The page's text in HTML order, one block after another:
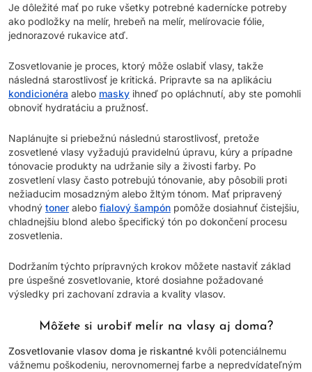
Je dôležité mať po ruke všetky potrebné kadernícke potreby
ako podložky na melír, hrebeň na melír, melírovacie fólie,
jednorazové rukavice atď.
Zosvetlovanie je proces, ktorý môže oslabiť vlasy, takže
následná starostlivosť je kritická. Pripravte sa na aplikáciu
kondicionéra alebo masky ihneď po opláchnutí, aby ste pomohli
obnoviť hydratáciu a pružnosť.
Naplánujte si priebežnú následnú starostlivosť, pretože
zosvetlené vlasy vyžadujú pravidelnú úpravu, kúry a prípadne
tónovacie produkty na udržanie sily a živosti farby. Po
zosvetlení vlasy často potrebujú tónovanie, aby pôsobili proti
nežiaducim mosadzným alebo žltým tónom. Mať pripravený
vhodný toner alebo fialový šampón pomôže dosiahnuť čistejšiu,
chladnejšiu blond alebo špecifický tón po dokončení procesu
zosvetlenia.
Dodržaním týchto prípravných krokov môžete nastaviť základ
pre úspešné zosvetlovanie, ktoré dosiahne požadované
výsledky pri zachovaní zdravia a kvality vlasov.
Môžete si urobiť melír na vlasy aj doma?
Zosvetlovanie vlasov doma je riskantné kvôli potenciálnemu
vážnemu poškodeniu, nerovnomernej farbe a nepredvídateľným